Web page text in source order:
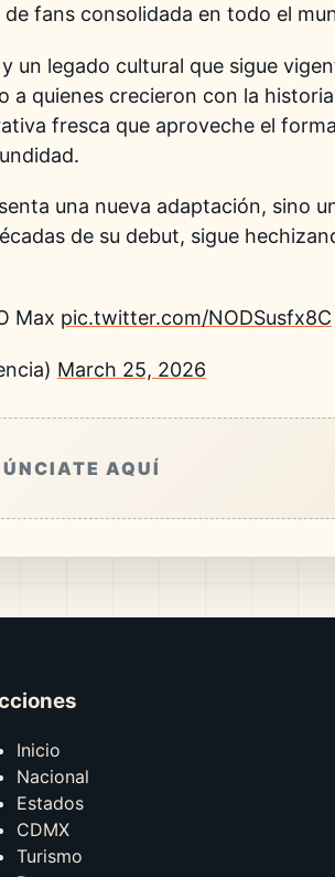
fans consolidada en todo el
un legado cultural que sigue
a quienes crecieron con la
fresca que aproveche el
una nueva adaptación, sino
de su debut, sigue
Max pic.twitter.com/NODSusfx8C
March 25, 2026
AQUÍ
Inicio
Nacional
Estados
CDMX
Turismo